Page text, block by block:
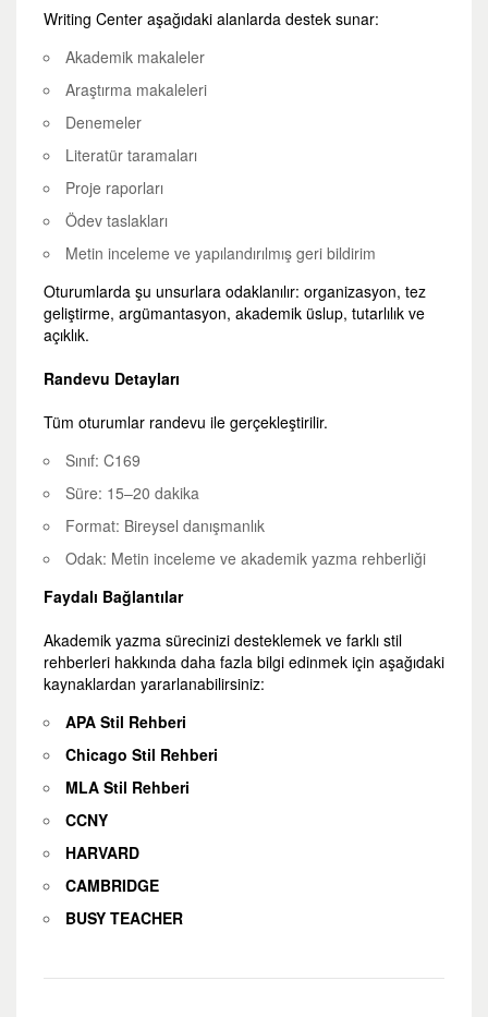
Writing Center aşağıdaki alanlarda destek sunar:
Akademik makaleler
Araştırma makaleleri
Denemeler
Literatür taramaları
Proje raporları
Ödev taslakları
Metin inceleme ve yapılandırılmış geri bildirim
Oturumlarda şu unsurlara odaklanılır: organizasyon, tez
geliştirme, argümantasyon, akademik üslup, tutarlılık ve
açıklık.
Randevu Detayları
Tüm oturumlar randevu ile gerçekleştirilir.
Sınıf: C169
Süre: 15–20 dakika
Format: Bireysel danışmanlık
Odak: Metin inceleme ve akademik yazma rehberliği
Faydalı Bağlantılar
Akademik yazma sürecinizi desteklemek ve farklı stil
rehberleri hakkında daha fazla bilgi edinmek için aşağıdaki
kaynaklardan yararlanabilirsiniz:
APA Stil Rehberi
Chicago Stil Rehberi
MLA Stil Rehberi
CCNY
HARVARD
CAMBRIDGE
BUSY TEACHER